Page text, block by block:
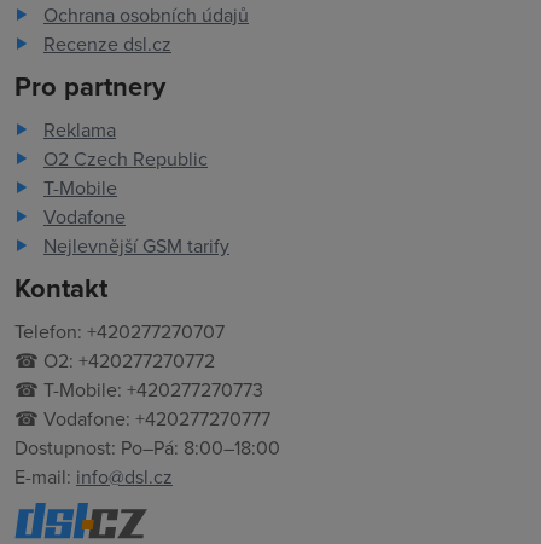
Ochrana osobních údajů
Recenze dsl.cz
Pro partnery
Reklama
O2 Czech Republic
T-Mobile
Vodafone
Nejlevnější GSM tarify
Kontakt
Telefon: +420277270707
☎ O2: +420277270772
☎ T-Mobile: +420277270773
☎ Vodafone: +420277270777
Dostupnost: Po–Pá: 8:00–18:00
E-mail: info@dsl.cz